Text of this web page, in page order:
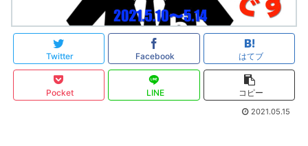
Twitter Facebook はてブ
Pocket LINE コピー
2021.05.15